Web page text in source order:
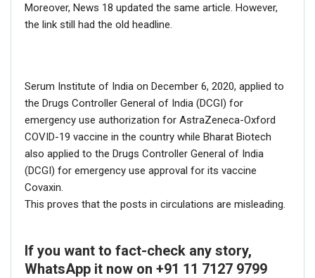
Moreover, News 18 updated the same article. However,
the link still had the old headline.
Serum Institute of India on December 6, 2020, applied to
the Drugs Controller General of India (DCGI) for
emergency use authorization for AstraZeneca-Oxford
COVID-19 vaccine in the country while Bharat Biotech
also applied to the Drugs Controller General of India
(DCGI) for emergency use approval for its vaccine
Covaxin.
This proves that the posts in circulations are misleading.
If you want to fact-check any story,
WhatsApp it now on +91 11 7127 9799